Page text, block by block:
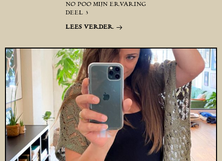
NO POO MIJN ERVARING
DEEL 3
LEES VERDER